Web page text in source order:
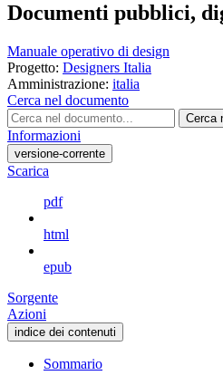
Documenti pubblici,
Manuale operativo di design
Progetto: Designers Italia
Amministrazione: italia
Cerca nel documento
Cerca
Informazioni
versione-corrente
Scarica
pdf
html
epub
Sorgente
Azioni
indice dei contenuti
Sommario